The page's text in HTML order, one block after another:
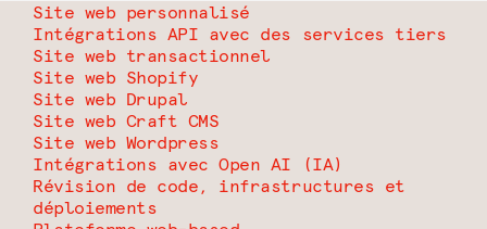
Site web personnalisé
Intégrations API avec des services tiers
Site web transactionnel
Site web Shopify
Site web Drupal
Site web Craft CMS
Site web Wordpress
Intégrations avec Open AI (IA)
Révision de code, infrastructures et
déploiements